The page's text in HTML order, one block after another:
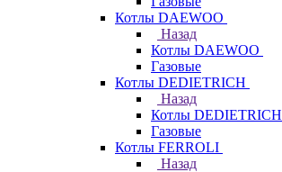
Котлы DAEWOO
Назад
Котлы DAEWOO
Газовые
Котлы DEDIETRICH
Назад
Котлы DEDIETRICH
Газовые
Котлы FERROLI
Назад